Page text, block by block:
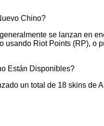
Chino?
se lanzan en
usando Riot Points (RP), o
Están Disponibles?
un total de 18 skins de